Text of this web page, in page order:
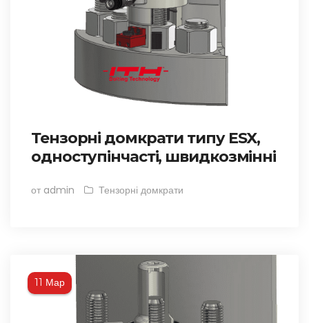
Тензорні домкрати типу ESX,
одноступінчасті, швидкозмінні
от admin Тензорні домкрати
11 Мар